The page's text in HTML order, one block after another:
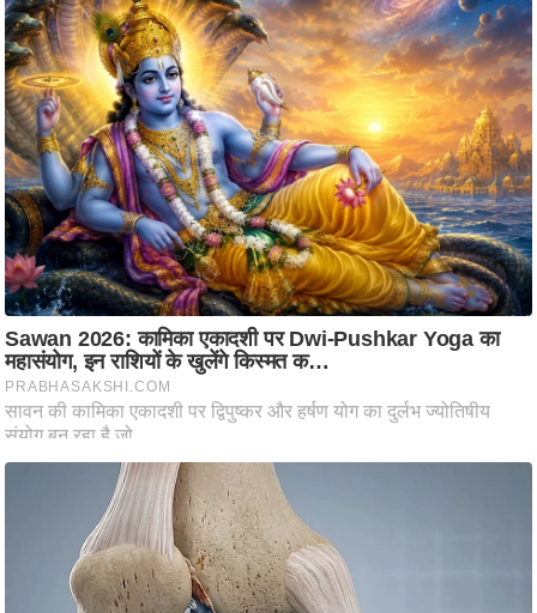
र्म
ज्यो
ति
ष
प्र
भु
म
हि
मा
/
ध
र्म
स्थ
ल
व्र